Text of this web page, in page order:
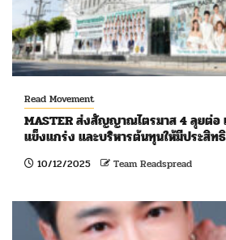
Read Movement
MASTER ส่งสัญญาณไตรมาส 4 ลุยต่อ
แข็งแกร่ง และบริหารต้นทุนให้มีประสิท
10/12/2025 Team Readspread